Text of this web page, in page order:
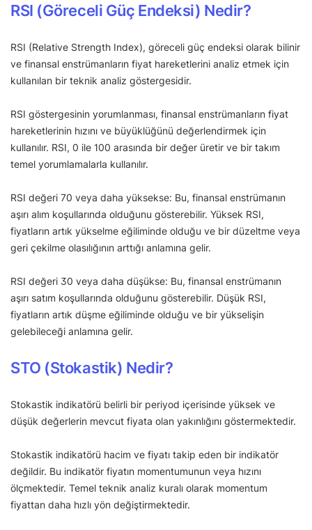
RSI (Göreceli Güç Endeksi) Nedir?
RSI (Relative Strength Index), göreceli güç endeksi olarak bilinir
ve finansal enstrümanların fiyat hareketlerini analiz etmek için
kullanılan bir teknik analiz göstergesidir.
RSI göstergesinin yorumlanması, finansal enstrümanların fiyat
hareketlerinin hızını ve büyüklüğünü değerlendirmek için
kullanılır. RSI, 0 ile 100 arasında bir değer üretir ve bir takım
temel yorumlamalarla kullanılır.
RSI değeri 70 veya daha yüksekse: Bu, finansal enstrümanın
aşırı alım koşullarında olduğunu gösterebilir. Yüksek RSI,
fiyatların artık yükselme eğiliminde olduğu ve bir düzeltme veya
geri çekilme olasılığının arttığı anlamına gelir.
RSI değeri 30 veya daha düşükse: Bu, finansal enstrümanın
aşırı satım koşullarında olduğunu gösterebilir. Düşük RSI,
fiyatların artık düşme eğiliminde olduğu ve bir yükselişin
gelebileceği anlamına gelir.
STO (Stokastik) Nedir?
Stokastik indikatörü belirli bir periyod içerisinde yüksek ve
düşük değerlerin mevcut fiyata olan yakınlığını göstermektedir.
Stokastik indikatörü hacim ve fiyatı takip eden bir indikatör
değildir. Bu indikatör fiyatın momentumunun veya hızını
ölçmektedir. Temel teknik analiz kuralı olarak momentum
fiyattan daha hızlı yön değiştirmektedir.